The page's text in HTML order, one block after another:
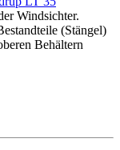
Windsichter.
(Stängel)
Behältern